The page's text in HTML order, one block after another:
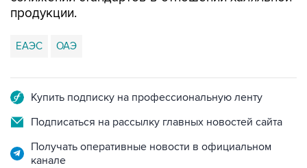
продукции.
ЕАЭС ОАЭ
Купить подписку на профессиональную ленту
Подписаться на рассылку главных новостей сайта
Получать оперативные новости в официальном
канале